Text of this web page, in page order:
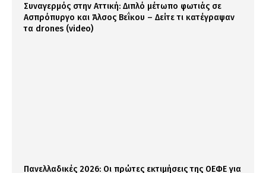
Συναγερμός στην Αττική: Διπλό μέτωπο φωτιάς σε
Ασπρόπυργο και Άλσος Βεΐκου – Δείτε τι κατέγραψαν
τα drones (video)
Πανελλαδικές 2026: Οι πρώτες εκτιμήσεις της ΟΕΦΕ για